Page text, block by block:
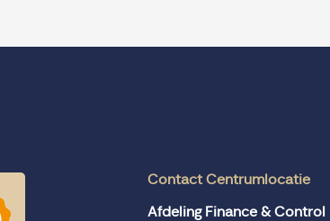
Contact Centrumlocatie
Afdeling Finance & Control